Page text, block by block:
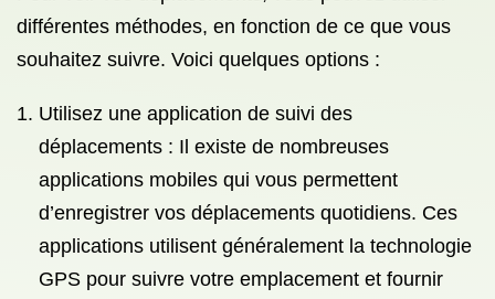
différentes méthodes, en fonction de ce que vous
souhaitez suivre. Voici quelques options :
Utilisez une application de suivi des
déplacements : Il existe de nombreuses
applications mobiles qui vous permettent
d’enregistrer vos déplacements quotidiens. Ces
applications utilisent généralement la technologie
GPS pour suivre votre emplacement et fournir